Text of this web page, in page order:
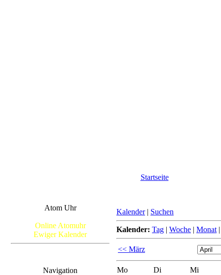
Startseite
Atom Uhr
Online Atomuhr
Ewiger Kalender
Navigation
Kalender | Suchen
Kalender: Tag | Woche | Monat
<< März
Mo Di
Mi